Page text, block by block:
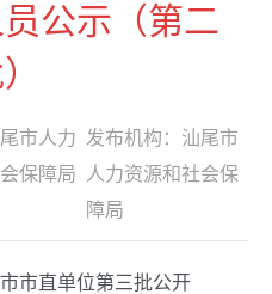
公示（第二
市人力
保障局
发布机构： 汕尾市
人力资源和社会保
障局
直单位第三批公开